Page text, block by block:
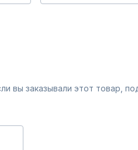
вы заказывали этот товар,